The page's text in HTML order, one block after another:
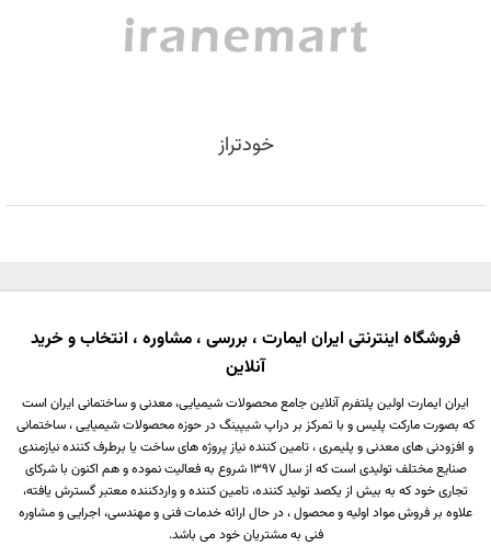
خودتراز
فروشگاه اینترنتی ایران ایمارت ، بررسی ، مشاوره ، انتخاب و خرید
آنلاین
ایران ایمارت اولین پلتفرم آنلاین جامع محصولات شیمیایی، معدنی و ساختمانی ایران است
که بصورت مارکت پلیس و با تمرکز بر دراپ شیپینگ در حوزه محصولات شیمیایی ، ساختمانی
و افزودنی های معدنی و پلیمری ، تامین کننده نیاز پروژه های ساخت یا برطرف کننده نیازمندی
صنایع مختلف تولیدی است که از سال 1397 شروع به فعالیت نموده و هم اکنون با شرکای
تجاری خود که به بیش از یکصد تولید کننده، تامین کننده و واردکننده معتبر گسترش یافته،
علاوه بر فروش مواد اولیه و محصول ، در حال ارائه خدمات فنی و مهندسی، اجرایی و مشاوره
فنی به مشتریان خود می باشد.